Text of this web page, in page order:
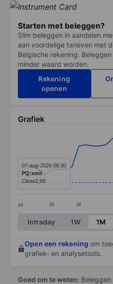
Starten met beleggen?
Slim beleggen in aandelen
aan voordelige tarieven met
Belgische rekening.
minder waard worden.
Rekening
openen
Grafiek
Line chart with 26 data
The chart has 1 X axis
The chart has 1 Y axis
jul. 20 28
07-aug-2026 08:30
PQ:xmil
Close2,69
End of interactive chart.
Intraday 1W 1M
Open een rekening om
grafiek- en analysetools.
Goed om te weten: